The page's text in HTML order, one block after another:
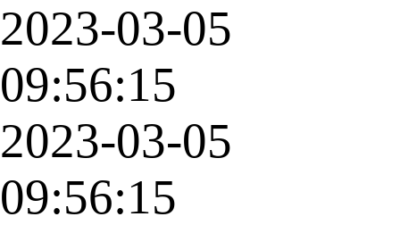
2023-03-05
09:56:15
2023-03-05
09:56:15